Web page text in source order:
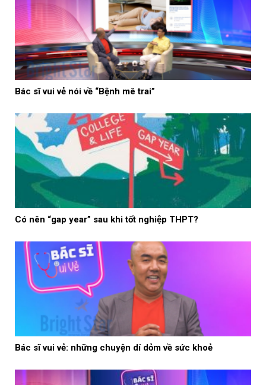
Bác sĩ vui vẻ nói về “Bệnh mê trai”
Có nên “gap year” sau khi tốt nghiệp THPT?
Bác sĩ vui vẻ: những chuyện dí dỏm về sức khoẻ